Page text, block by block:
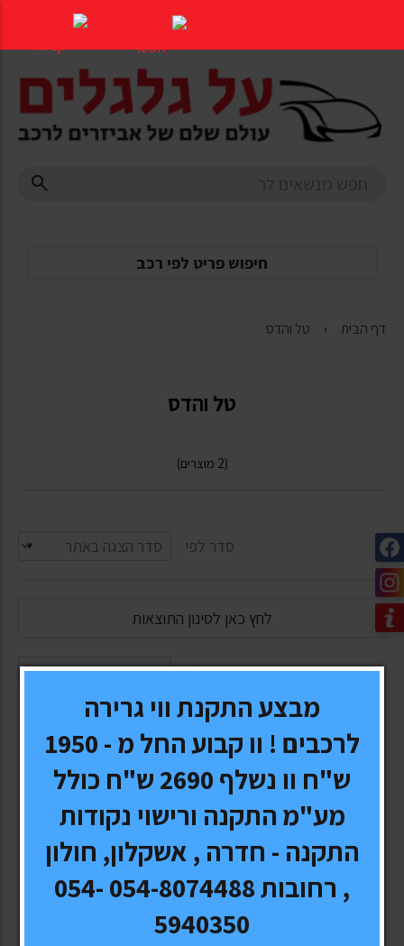
העמוד
חיפוש פריט לפי רכב
דף הבית טל והדס
טל והדס
(2 מוצרים)
סדר לפי
לחץ כאן לסינון התוצאות
סדר לפי
טל והדס
ארגז כלים לטנדר פורד
טל והדס
מתהפכת - טל והדס -
מבצע התקנת ווי גרירה
לרכבים ! וו קבוע החל מ - 1950
ש"ח וו נשלף 2690 ש"ח כולל
מע"מ התקנה ורישוי נקודות
התקנה - חדרה , אשקלון, חולון
, רחובות 054-8074488 054-
5940350